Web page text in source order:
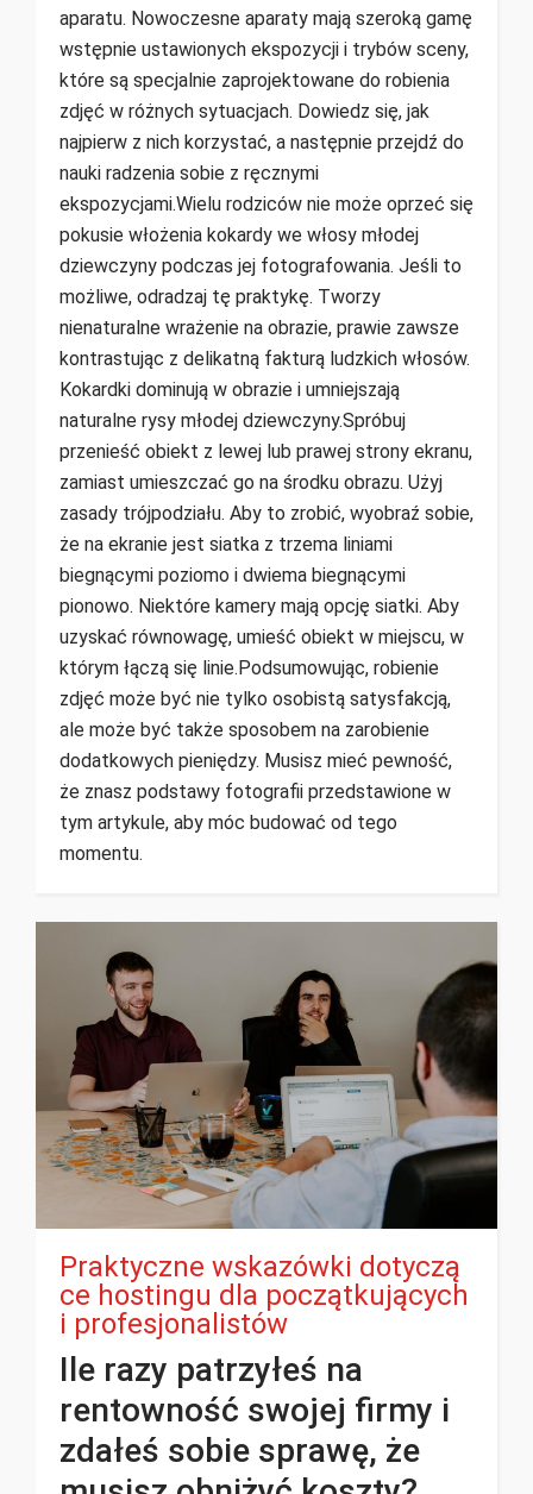
aparatu. Nowoczesne aparaty mają szeroką gamę
wstępnie ustawionych ekspozycji i trybów sceny,
które są specjalnie zaprojektowane do robienia
zdjęć w różnych sytuacjach. Dowiedz się, jak
najpierw z nich korzystać, a następnie przejdź do
nauki radzenia sobie z ręcznymi
ekspozycjami.Wielu rodziców nie może oprzeć się
pokusie włożenia kokardy we włosy młodej
dziewczyny podczas jej fotografowania. Jeśli to
możliwe, odradzaj tę praktykę. Tworzy
nienaturalne wrażenie na obrazie, prawie zawsze
kontrastując z delikatną fakturą ludzkich włosów.
Kokardki dominują w obrazie i umniejszają
naturalne rysy młodej dziewczyny.Spróbuj
przenieść obiekt z lewej lub prawej strony ekranu,
zamiast umieszczać go na środku obrazu. Użyj
zasady trójpodziału. Aby to zrobić, wyobraź sobie,
że na ekranie jest siatka z trzema liniami
biegnącymi poziomo i dwiema biegnącymi
pionowo. Niektóre kamery mają opcję siatki. Aby
uzyskać równowagę, umieść obiekt w miejscu, w
którym łączą się linie.Podsumowując, robienie
zdjęć może być nie tylko osobistą satysfakcją,
ale może być także sposobem na zarobienie
dodatkowych pieniędzy. Musisz mieć pewność,
że znasz podstawy fotografii przedstawione w
tym artykule, aby móc budować od tego
momentu.
Praktyczne wskazówki dotyczą
ce hostingu dla początkujących
i profesjonalistów
Ile razy patrzyłeś na
rentowność swojej firmy i
zdałeś sobie sprawę, że